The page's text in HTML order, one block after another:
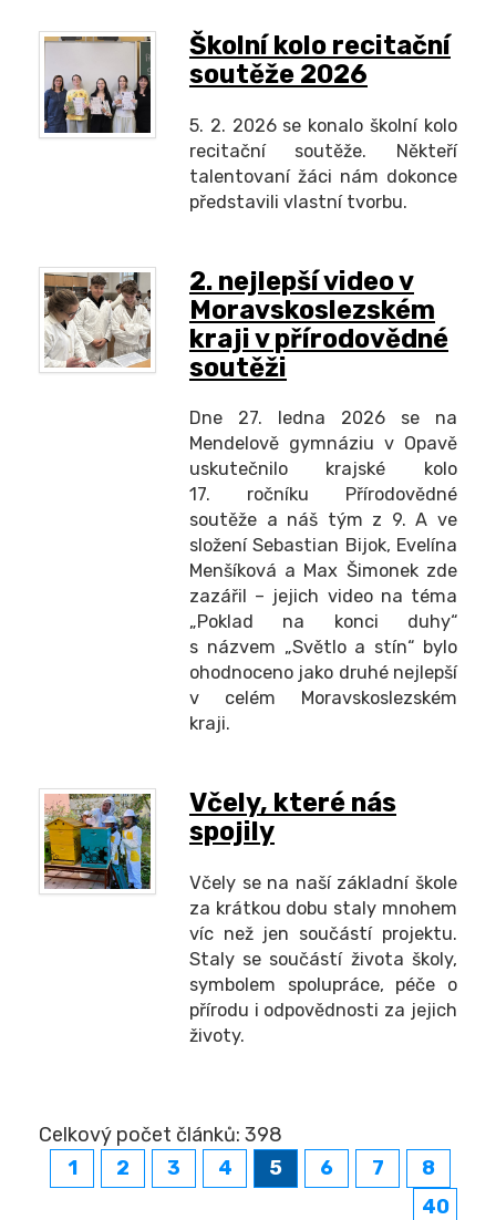
Školní kolo recitační
soutěže 2026
5. 2. 2026 se konalo školní kolo
recitační soutěže. Někteří
talentovaní žáci nám dokonce
představili vlastní tvorbu.
2. nejlepší video v
Moravskoslezském
kraji v přírodovědné
soutěži
Dne 27. ledna 2026 se na
Mendelově gymnáziu v Opavě
uskutečnilo krajské kolo
17. ročníku Přírodovědné
soutěže a náš tým z 9. A ve
složení Sebastian Bijok, Evelína
Menšíková a Max Šimonek zde
zazářil – jejich video na téma
„Poklad na konci duhy“
s názvem „Světlo a stín“ bylo
ohodnoceno jako druhé nejlepší
v celém Moravskoslezském
kraji.
Včely, které nás
spojily
Včely se na naší základní škole
za krátkou dobu staly mnohem
víc než jen součástí projektu.
Staly se součástí života školy,
symbolem spolupráce, péče o
přírodu i odpovědnosti za jejich
životy.
Celkový počet článků: 398
1
2 3 4 5 6 7
8
40